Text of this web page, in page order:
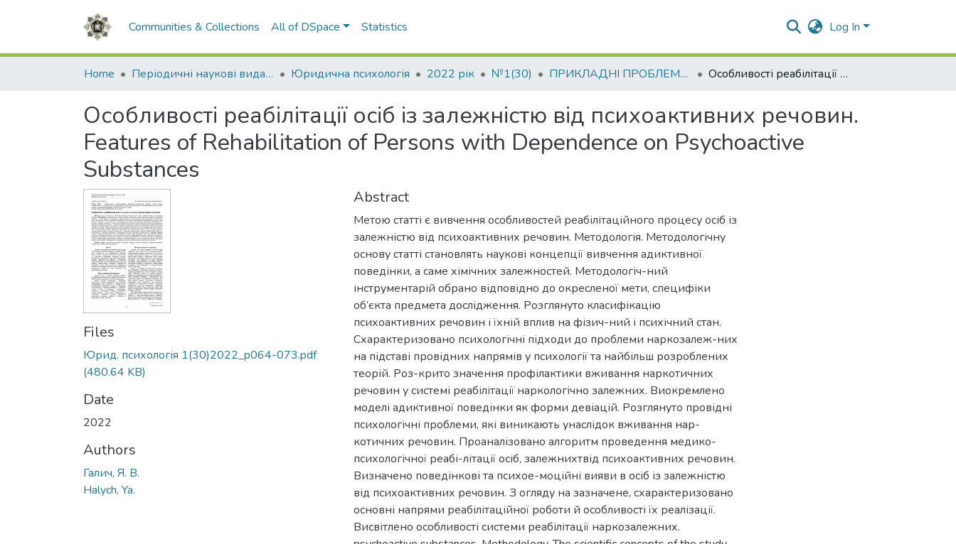
Communities & Collections All of DSpace Statistics Log In
Home Періодичні наукові видання НАВС Юридична психологія 2022 рік №1(30) ПРИКЛАДНІ ПРОБЛЕМИ ЮРИДИЧНОЇ ПСИХОЛОГІЇ Особливості реабілітації осіб із залежністю від психоактивних речовин. Features of Rehabilitation of Persons with Dependence on Psychoactive Substances
Особливості реабілітації осіб із залежністю від психоактивних речовин.
Features of Rehabilitation of Persons with Dependence on Psychoactive
Substances
Files
Юрид. психологія 1(30)2022_p064-073.pdf
(480.64 KB)
Date
2022
Authors
Галич, Я. В.
Halych, Ya.
Abstract
Метою статті є вивчення особливостей реабілітаційного процесу осіб із
залежністю від психоактивних речовин. Методологія. Методологічну
основу статті становлять наукові концепції вивчення адиктивної
поведінки, а саме хімічних залежностей. Методологіч-ний
інструментарій обрано відповідно до окресленої мети, специфіки
об’єкта предмета дослідження. Розглянуто класифікацію
психоактивних речовин і їхній вплив на фізич-ний і психічний стан.
Схарактеризовано психологічні підходи до проблеми наркозалеж-них
на підставі провідних напрямів у психології та найбільш розроблених
теорій. Роз-крито значення профілактики вживання наркотичних
речовин у системі реабілітації наркологічно залежних. Виокремлено
моделі адиктивної поведінки як форми девіацій. Розглянуто провідні
психологічні проблеми, які виникають унаслідок вживання нар-
котичних речовин. Проаналізовано алгоритм проведення медико-
психологічної реабі-літації осіб, залежнихтвід психоактивних речовин.
Визначено поведінкові та психое-моційні вияви в осіб із залежністю
від психоактивних речовин. З огляду на зазначене, схарактеризовано
основні напрями реабілітаційної роботи й особливості їх реалізації.
Висвітлено особливості системи реабілітації наркозалежних.